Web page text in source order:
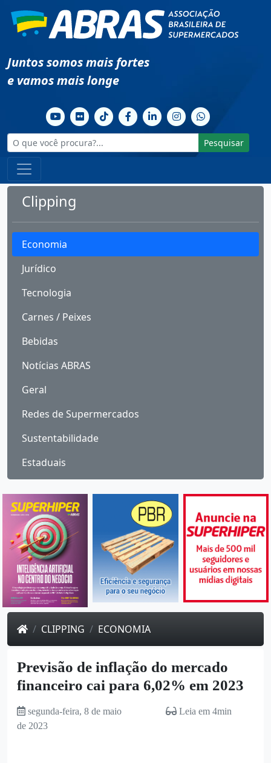
Juntos somos mais fortes
e vamos mais longe
Pesquisar
Clipping
Economia
Jurídico
Tecnologia
Carnes / Peixes
Bebidas
Notícias ABRAS
Geral
Redes de Supermercados
Sustentabilidade
Estaduais
CLIPPING ECONOMIA
Previsão de inflação do mercado
financeiro cai para 6,02% em 2023
segunda-feira, 8 de maio
de 2023
Leia em 4min